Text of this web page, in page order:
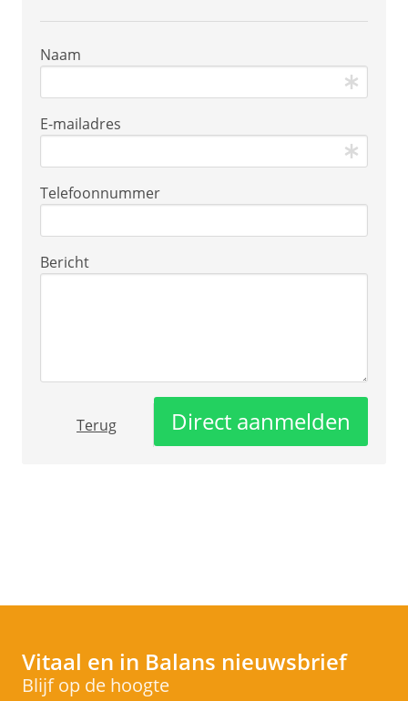
Naam
E-mailadres
Telefoonnummer
Bericht
Terug Direct aanmelden
Vitaal en in Balans nieuwsbrief
Blijf op de hoogte